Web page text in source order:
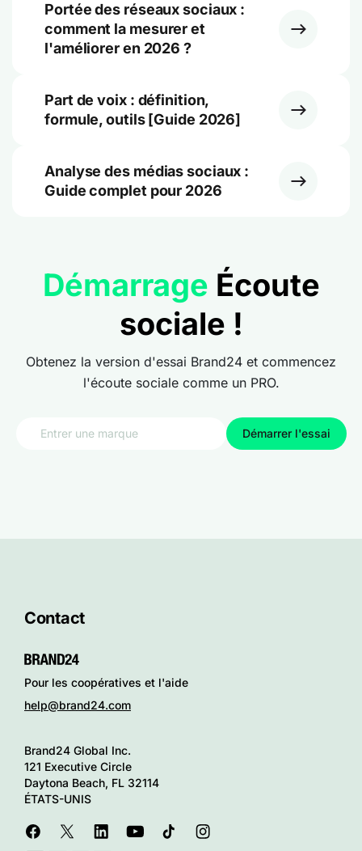
Portée des réseaux sociaux :
comment la mesurer et
l'améliorer en 2026 ?
Part de voix : définition,
formule, outils [Guide 2026]
Analyse des médias sociaux :
Guide complet pour 2026
Démarrage Écoute
sociale !
Obtenez la version d'essai Brand24 et commencez
l'écoute sociale comme un PRO.
Démarrer l'essai
Contact
Pour les coopératives et l'aide
help@brand24.com
Brand24 Global Inc.
121 Executive Circle
Daytona Beach, FL 32114
ÉTATS-UNIS